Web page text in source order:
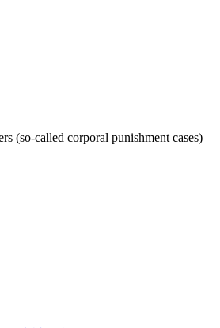
(so-called corporal punishment cases)